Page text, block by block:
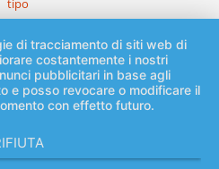
tipo
di tracciamento di siti web di
costantemente i nostri
pubblicitari in base agli
e posso revocare o modificare il
con effetto futuro.